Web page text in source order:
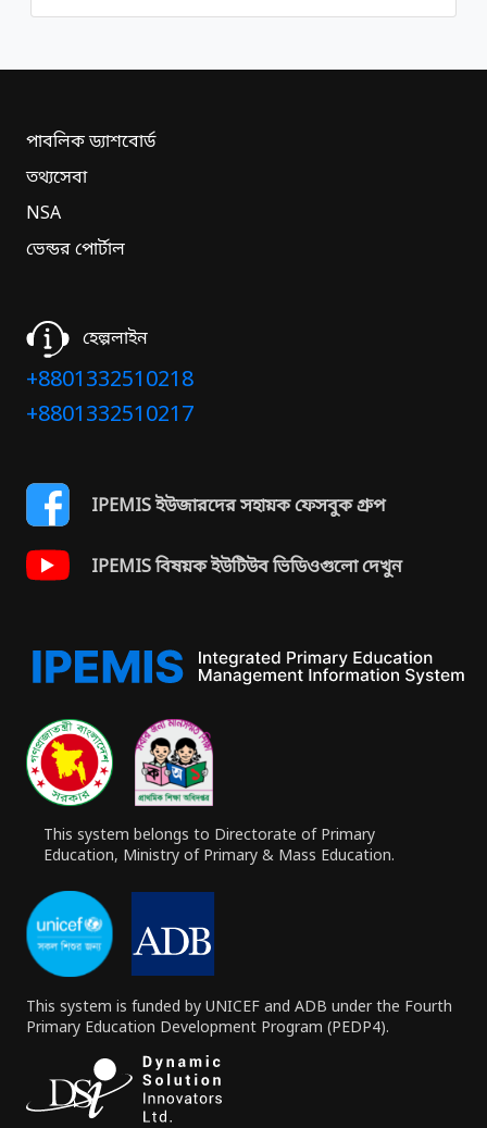
পাবলিক ড্যাশবোর্ড
তথ্যসেবা
NSA
ভেন্ডর পোর্টাল
হেল্পলাইন
+8801332510218
+8801332510217
IPEMIS ইউজারদের সহায়ক ফেসবুক গ্রুপ
IPEMIS বিষয়ক ইউটিউব ভিডিওগুলো দেখুন
This system belongs to Directorate of Primary
Education, Ministry of Primary & Mass Education.
This system is funded by UNICEF and ADB under the Fourth
Primary Education Development Program (PEDP4).